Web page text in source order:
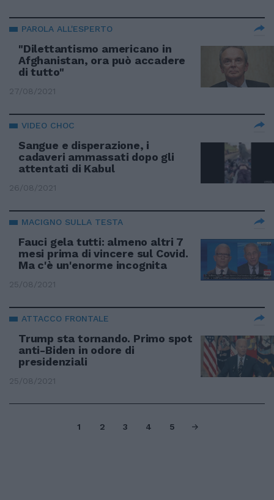
PAROLA ALL'ESPERTO
"Dilettantismo americano in
Afghanistan, ora può accadere
di tutto"
27/08/2021
VIDEO CHOC
Sangue e disperazione, i
cadaveri ammassati dopo gli
attentati di Kabul
26/08/2021
MACIGNO SULLA TESTA
Fauci gela tutti: almeno altri 7
mesi prima di vincere sul Covid.
Ma c'è un'enorme incognita
25/08/2021
ATTACCO FRONTALE
Trump sta tornando. Primo spot
anti-Biden in odore di
presidenziali
25/08/2021
1 2 3 4 5